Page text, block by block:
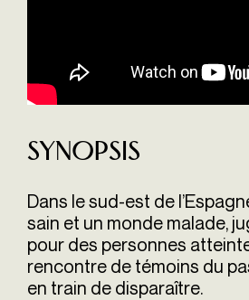
Synopsis
Dans le sud-est de
sain et un monde malade,
pour des personnes
rencontre de témoins du
en train de disparaître.